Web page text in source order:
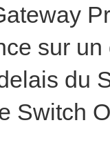
sur
du
Switch